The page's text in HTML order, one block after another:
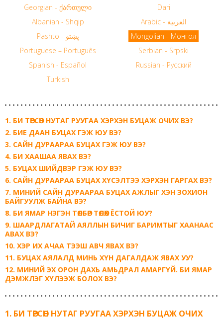
Georgian - ქართული
Dari
Albanian - Shqip
Arabic - العربية
Pashto - پښتو
Mongolian - Монгол
Portuguese – Português
Serbian - Srpski
Spanish - Español
Russian - Русский
Turkish
БИ ТӨРСӨН НУТАГ РУУГАА ХЭРХЭН БУЦАЖ ОЧИХ ВЭ?
БИЕ ДААН БУЦАХ ГЭЖ ЮУ ВЭ?
САЙН ДУРААРАА БУЦАХ ГЭЖ ЮУ ВЭ?
БИ ХААШАА ЯВАХ ВЭ?
БУЦАХ ШИЙДВЭР ГЭЖ ЮУ ВЭ?
САЙН ДУРААРАА БУЦАХ ХҮСЭЛТЭЭ ХЭРХЭН ГАРГАХ ВЭ?
МИНИЙ САЙН ДУРААРАА БУЦАХ АЖЛЫГ ХЭН ЗОХИОН
БАЙГУУЛЖ БАЙНА ВЭ?
БИ ЯМАР НЭГЭН ТӨЛБӨР ТӨЛӨХ ЁСТОЙ ЮУ?
ШААРДЛАГАТАЙ АЯЛЛЫН БИЧИГ БАРИМТЫГ ХААНААС
АВАХ ВЭ?
ХЭР ИХ АЧАА ТЭЭШ АВЧ ЯВАХ ВЭ?
БУЦАХ АЯЛАЛД МИНЬ ХҮН ДАГАЛДАЖ ЯВАХ УУ?
МИНИЙ ЭХ ОРОН ДАХЬ АМЬДРАЛ АМАРГҮЙ. БИ ЯМАР
ДЭМЖЛЭГ ХҮЛЭЭЖ БОЛОХ ВЭ?
БИ ТӨРСӨН НУТАГ РУУГАА ХЭРХЭН БУЦАЖ ОЧИХ